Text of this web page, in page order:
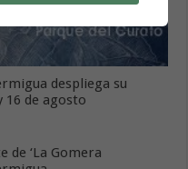
despliega su
16 de agosto
‘La Gomera